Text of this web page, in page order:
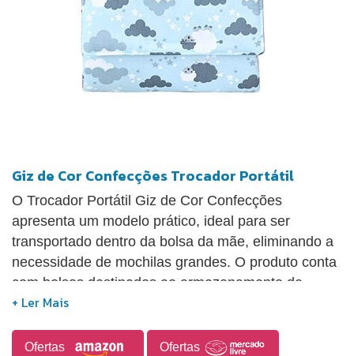
Giz de Cor Confecções Trocador Portátil
O Trocador Portátil Giz de Cor Confecções
apresenta um modelo prático, ideal para ser
transportado dentro da bolsa da mãe, eliminando a
necessidade de mochilas grandes. O produto conta
com bolsos destinados ao armazenamento de
fraldas, lenços e pomadas. Suas dimensões são de
que incluem 100% algodão, 100% PVC e 100%
Ofertas Ofertas